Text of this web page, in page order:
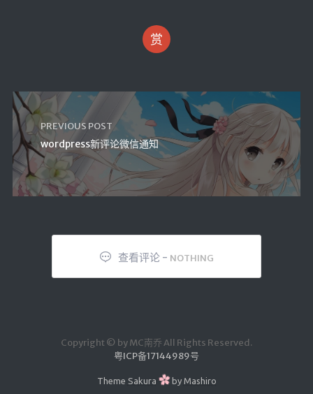
赏
PREVIOUS POST
wordpress新评论微信通知
查看评论 - NOTHING
Copyright © by MC南乔 All Rights Reserved.
粤ICP备17144989号
Theme Sakura by Mashiro